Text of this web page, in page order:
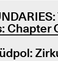
Chapter